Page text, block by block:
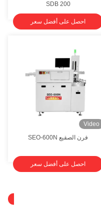
SDB 200
احصل على أفضل سعر
فرن الصقيع SEO-600N
احصل على أفضل سعر